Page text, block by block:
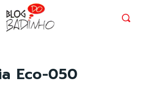
Eco-050